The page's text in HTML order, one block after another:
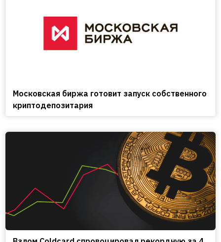
Московская биржа готовит запуск собственного
криптодепозитария